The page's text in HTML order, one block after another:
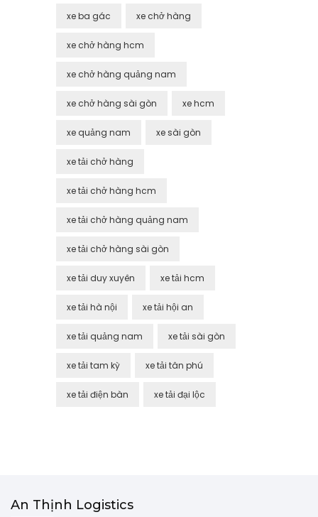
xe ba gác xe chở hàng
xe chở hàng hcm
xe chở hàng quảng nam
xe chở hàng sài gòn xe hcm
xe quảng nam xe sài gòn
xe tải chở hàng
xe tải chở hàng hcm
xe tải chở hàng quảng nam
xe tải chở hàng sài gòn
xe tải duy xuyên xe tải hcm
xe tải hà nội xe tải hội an
xe tải quảng nam xe tải sài gòn
xe tải tam kỳ xe tải tân phú
xe tải điện bàn xe tải đại lộc
An Thịnh Logistics